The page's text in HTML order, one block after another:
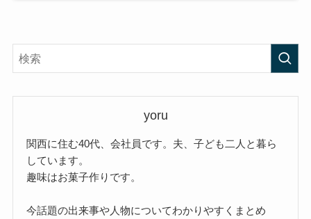
yoru
関西に住む40代、会社員です。夫、子ども二人と暮ら
しています。
趣味はお菓子作りです。
今話題の出来事や人物についてわかりやすくまとめ